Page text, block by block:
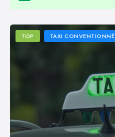
TOP TAXI CONVENTIONNÉ